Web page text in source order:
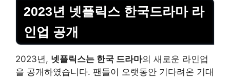
2023년 넷플릭스 한국드라마 라
인업 공개
2023년, 넷플릭스는 한국 드라마의 새로운 라인업
을 공개하였습니다. 팬들이 오랫동안 기다려온 기대